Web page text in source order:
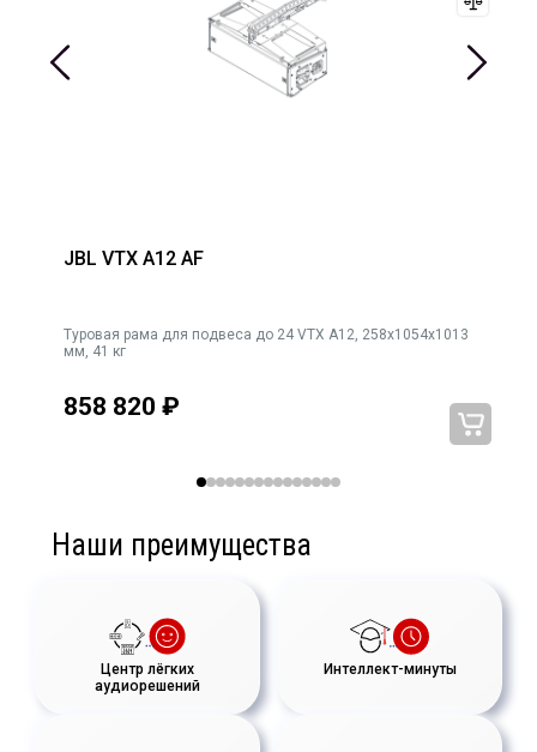
JBL VTX A12 AF
Туровая рама для подвеса до 24 VTX A12, 258x1054x1013
мм, 41 кг
858 820 ₽
Наши преимущества
Центр лёгких
аудиорешений
Интеллект-минуты